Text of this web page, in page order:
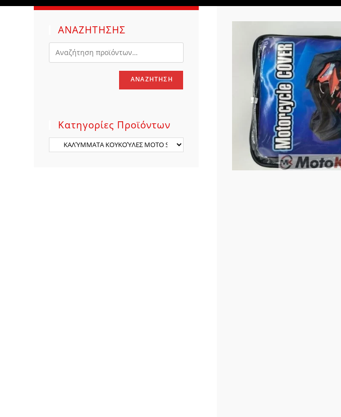
SEARCH
ΑΝΑΖΗΤΗΣΗΣ
ΑΝΑΖΉΤΗΣΗ
Κατηγορίες Προϊόντων